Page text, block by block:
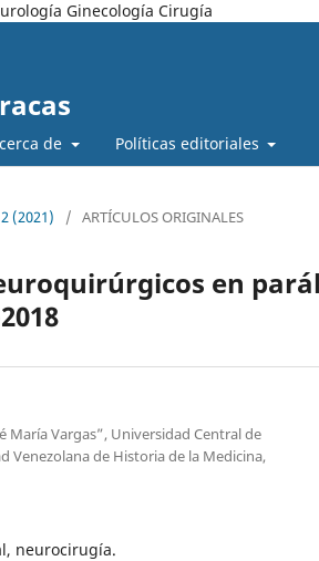
Ginecología Cirugía
de Políticas editoriales
(2021) / ARTÍCULOS ORIGINALES
en
María Vargas”, Universidad Central de
Venezolana de Historia de la Medicina,
neurocirugía.